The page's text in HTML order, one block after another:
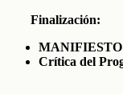
Finalización:
Crítica del